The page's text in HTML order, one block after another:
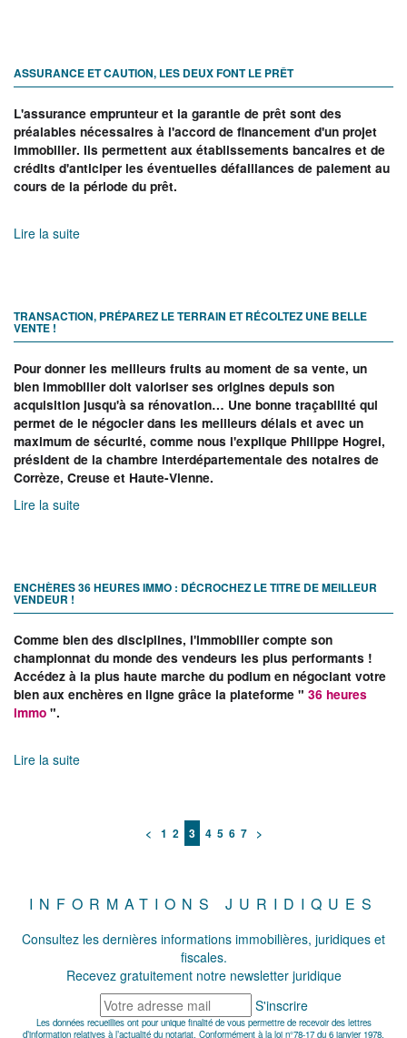
ASSURANCE ET CAUTION, LES DEUX FONT LE PRÊT
L'assurance emprunteur et la garantie de prêt sont des
préalables nécessaires à l'accord de financement d'un projet
immobilier. Ils permettent aux établissements bancaires et de
crédits d'anticiper les éventuelles défaillances de paiement au
cours de la période du prêt.
Lire la suite
TRANSACTION, PRÉPAREZ LE TERRAIN ET RÉCOLTEZ UNE BELLE
VENTE !
Pour donner les meilleurs fruits au moment de sa vente, un
bien immobilier doit valoriser ses origines depuis son
acquisition jusqu'à sa rénovation… Une bonne traçabilité qui
permet de le négocier dans les meilleurs délais et avec un
maximum de sécurité, comme nous l'explique Philippe Hogrel,
président de la chambre interdépartementale des notaires de
Corrèze, Creuse et Haute-Vienne.
Lire la suite
ENCHÈRES 36 HEURES IMMO : DÉCROCHEZ LE TITRE DE MEILLEUR
VENDEUR !
Comme bien des disciplines, l'immobilier compte son
championnat du monde des vendeurs les plus performants !
Accédez à la plus haute marche du podium en négociant votre
bien aux enchères en ligne grâce la plateforme " 36 heures
immo ".
Lire la suite
< 1 2 3 4 5 6 7 >
INFORMATIONS JURIDIQUES
Consultez les dernières informations immobilières, juridiques et
fiscales.
Recevez gratuitement notre newsletter juridique
S'inscrire
Les données recueillies ont pour unique finalité de vous permettre de recevoir des lettres
d’information relatives à l’actualité du notariat. Conformément à la loi n°78-17 du 6 janvier 1978,